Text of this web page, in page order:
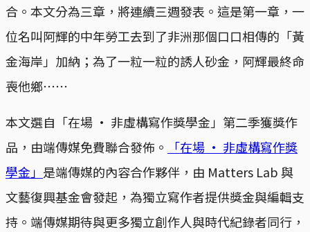
合。本文分為三章，將連續三週發表。這是第一章，一
位名叫阿輝的中年勞工去到了非洲那個口口相傳的「黃
金海岸」加納；為了一粒一粒的誘人砂金，阿輝最終命
喪他鄉⋯⋯
本文選自「在場 · 非虛構寫作獎學金」第二季獲獎作
品，由端傳媒免費聯合發佈。
「在場 · 非虛構寫作獎
學金」 是端傳媒的內容合作夥伴，由 Matters Lab 與
文藝復興基金會發起，為獨立寫作者提供獎金與編輯支
持。端傳媒期待與更多獨立創作人與時代紀錄者同行，